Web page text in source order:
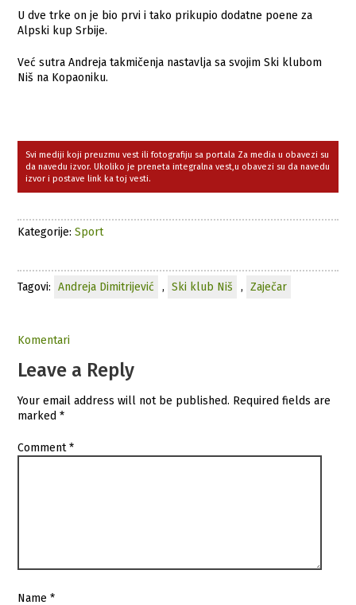
U dve trke on je bio prvi i tako prikupio dodatne poene za
Alpski kup Srbije.
Već sutra Andreja takmičenja nastavlja sa svojim Ski klubom
Niš na Kopaoniku.
Svi mediji koji preuzmu vest ili fotografiju sa portala Za media u obavezi su
da navedu izvor. Ukoliko je preneta integralna vest,u obavezi su da navedu
izvor i postave link ka toj vesti.
Kategorije:Sport
Tagovi: Andreja Dimitrijević , Ski klub Niš , Zaječar
Komentari
Leave a Reply
Your email address will not be published. Required fields are
marked*
Comment*
Name*